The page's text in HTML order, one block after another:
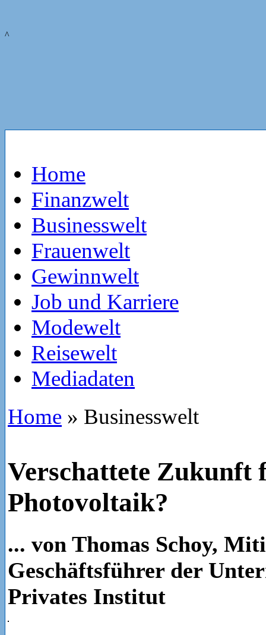
^
Home
Finanzwelt
Businesswelt
Frauenwelt
Gewinnwelt
Job und Karriere
Modewelt
Reisewelt
Mediadaten
Home » Businesswelt
Verschattete Zukunft
Photovoltaik?
... von Thomas Schoy,
Geschäftsführer der
Privates Institut